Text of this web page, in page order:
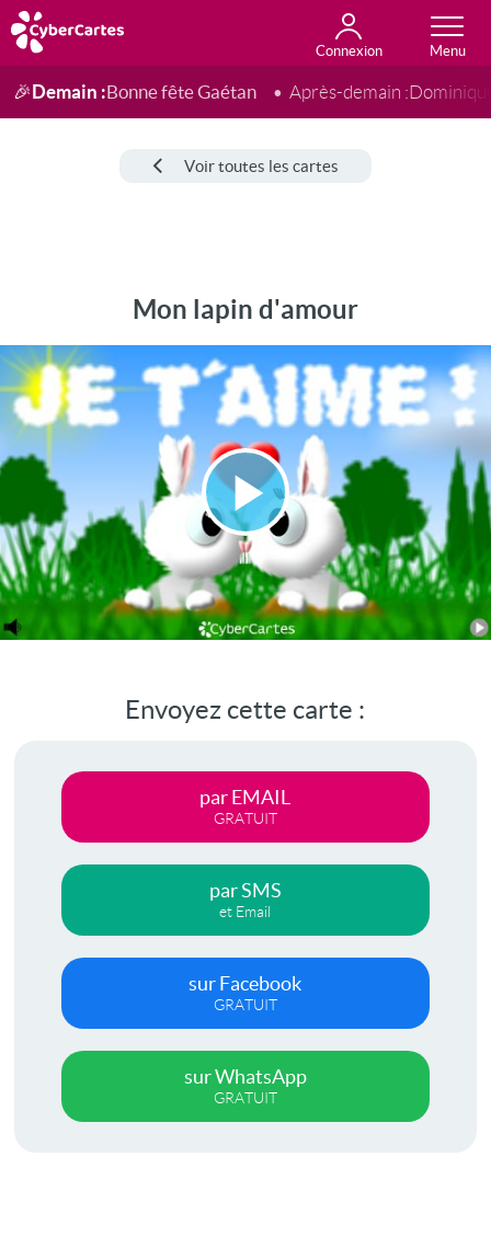
Connexion
Anniversaire
Fête du jour
Amour
Amitié
Merci
Toutes les cartes
🎉Demain :Bonne fête Gaétan Après-demain :
Voir toutes les cartes
Mon lapin d'amour
Lire
la
vidéo
Envoyez cette carte :
par EMAIL
GRATUIT
par SMS
et Email
sur Facebook
GRATUIT
sur WhatsApp
GRATUIT